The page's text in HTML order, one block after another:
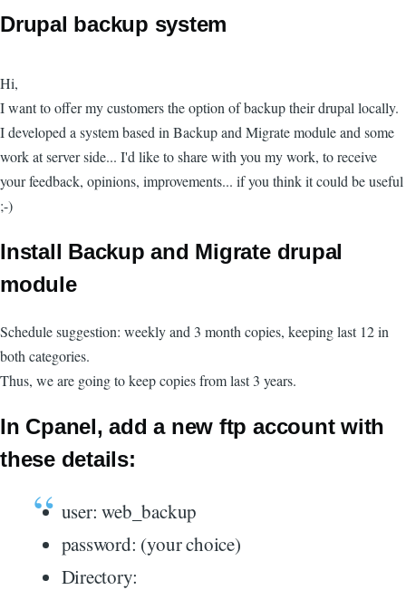
Drupal backup system
Hi,
I want to offer my customers the option of backup their drupal locally.
I developed a system based in Backup and Migrate module and some
work at server side... I'd like to share with you my work, to receive
your feedback, opinions, improvements... if you think it could be useful
;-)
Install Backup and Migrate drupal
module
Schedule suggestion: weekly and 3 month copies, keeping last 12 in
both categories.
Thus, we are going to keep copies from last 3 years.
In Cpanel, add a new ftp account with
these details:
user: web_backup
password: (your choice)
Directory: